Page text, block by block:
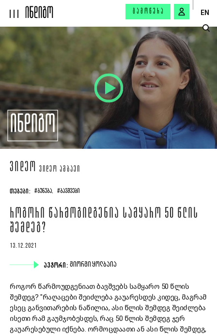
ᲒᲐᲛᲝᲬᲔᲠᲐ EN
ᲕᲘᲓᲔᲝ ᲕᲘᲓᲔᲝ ᲐᲛᲑᲐᲕᲘ
ᲗᲔᲒᲔᲑᲘ: #ᲑᲣᲜᲔᲑᲐ, #ᲑᲐᲕᲨᲕᲔᲑᲘ
ᲠᲝᲒᲝᲠᲘ ᲬᲐᲠᲛᲝᲒᲘᲓᲒᲔᲜᲘᲐ ᲡᲐᲛᲧᲐᲠᲝ 50 ᲬᲚᲘᲡ
ᲨᲔᲛᲓᲔᲒ?
13.12.2021
ᲐᲕᲢᲝᲠᲘ: ᲒᲘᲝᲠᲒᲘ ᲧᲝᲚᲑᲐᲘᲐ
როგორ წარმოუდგენიათ ბავშვებს სამყარო 50 წლის
შემდეგ? "რაღაცები შეიძლება გაუარესდეს კიდეც, მაგრამ
ესეც განვითარების ნაწილია, ასი წლის შემდეგ შეიძლება
ისეთი რამ გაუმჯობესდეს, რაც 50 წლის შემდეგ ჯერ
გაუარესებული იქნება. ორმოცდაათი ან ასი წლის შემდეგ,